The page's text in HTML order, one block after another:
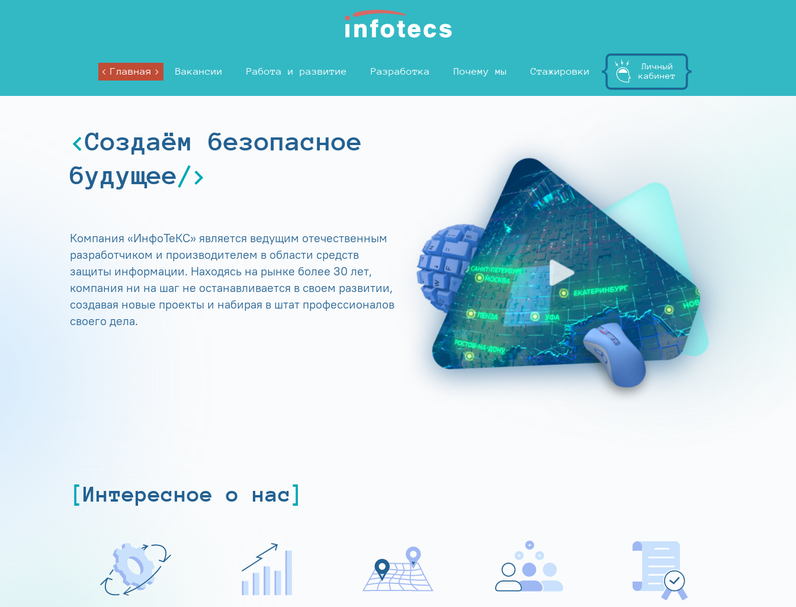
Главная Вакансии Работа и развитие Разработка Почему мы Стажировки
Личный
кабинет
Создаём безопасное
будущее
Компания «ИнфоТеКС» является ведущим отечественным
разработчиком и производителем в области средств
защиты информации. Находясь на рынке более 30 лет,
компания ни на шаг не останавливается в своем развитии,
создавая новые проекты и набирая в штат профессионалов
своего дела.
Интересное о нас